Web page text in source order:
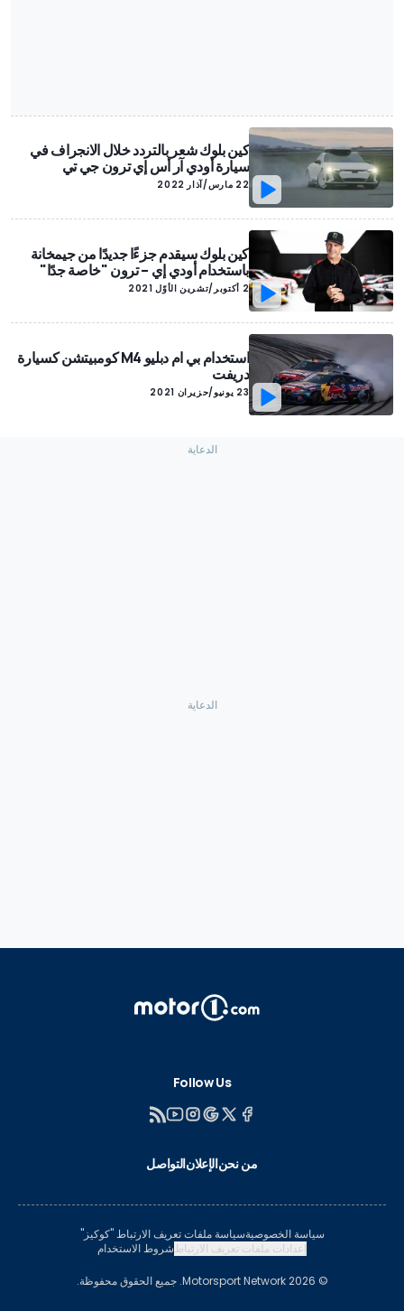
كين بلوك شعر بالتردد خلال الانجراف في
سيارة أودي آر أس إي ترون جي تي
22 مارس/آذار 2022
كين بلوك سيقدم جزءًا جديدًا من جيمخانة
باستخدام أودي إي – ترون "خاصة جدًا"
2 أكتوبر/تشرين الأوّل 2021
استخدام بي ام دبليو M4 كومبيتشن كسيارة
دريفت
23 يونيو/حزيران 2021
Follow Us
من نحنالإعلانالتواصل
سياسة الخصوصيةسياسة ملفات تعريف الارتباط "كوكيز"
إعدادات ملفات تعريف الارتباطشروط الاستخدام
© 2026 Motorsport Network. جميع الحقوق محفوظة.